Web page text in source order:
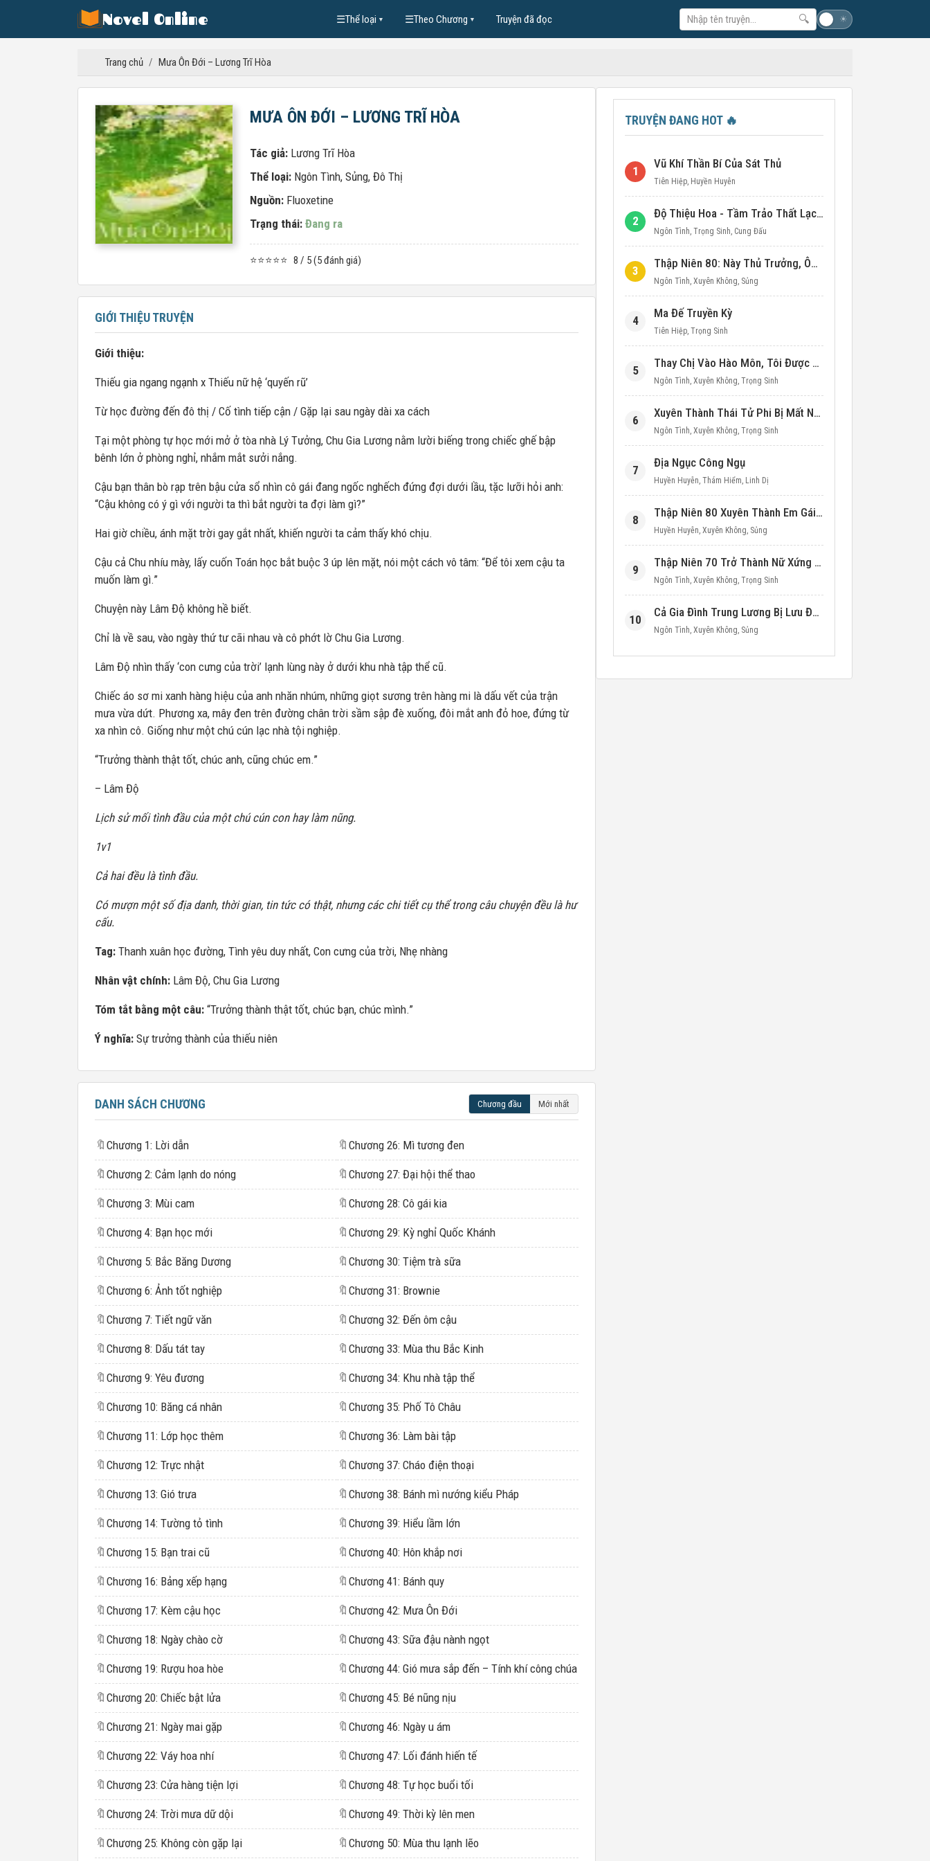
Novel Online ☰Thể loại ▼ ☰Theo Chương ▼ Truyện đã đọc 🔍 ☀
Trang chủ / Mưa Ôn Đới – Lương Trĩ Hòa
MƯA ÔN ĐỚI – LƯƠNG TRĨ HÒA
Tác giả: Lương Trĩ Hòa
Thể loại: Ngôn Tình, Sủng, Đô Thị
Nguồn: Fluoxetine
Trạng thái: Đang ra
⭐⭐⭐⭐⭐ 8 / 5 (5 đánh giá)
GIỚI THIỆU TRUYỆN
Giới thiệu:
Thiếu gia ngang ngạnh x Thiếu nữ hệ ‘quyến rũ’
Từ học đường đến đô thị / Cố tình tiếp cận / Gặp lại sau ngày dài xa cách
Tại một phòng tự học mới mở ở tòa nhà Lý Tưởng, Chu Gia Lương nằm lười biếng trong chiếc ghế bập
bênh lớn ở phòng nghỉ, nhắm mắt sưởi nắng.
Cậu bạn thân bò rạp trên bậu cửa sổ nhìn cô gái đang ngốc nghếch đứng đợi dưới lầu, tặc lưỡi hỏi anh:
“Cậu không có ý gì với người ta thì bắt người ta đợi làm gì?”
Hai giờ chiều, ánh mặt trời gay gắt nhất, khiến người ta cảm thấy khó chịu.
Cậu cả Chu nhíu mày, lấy cuốn Toán học bắt buộc 3 úp lên mặt, nói một cách vô tâm: “Để tôi xem cậu ta
muốn làm gì.”
Chuyện này Lâm Độ không hề biết.
Chỉ là về sau, vào ngày thứ tư cãi nhau và cô phớt lờ Chu Gia Lương.
Lâm Độ nhìn thấy ‘con cưng của trời’ lạnh lùng này ở dưới khu nhà tập thể cũ.
Chiếc áo sơ mi xanh hàng hiệu của anh nhăn nhúm, những giọt sương trên hàng mi là dấu vết của trận
mưa vừa dứt. Phương xa, mây đen trên đường chân trời sầm sập đè xuống, đôi mắt anh đỏ hoe, đứng từ
xa nhìn cô. Giống như một chú cún lạc nhà tội nghiệp.
“Trưởng thành thật tốt, chúc anh, cũng chúc em.”
– Lâm Độ
Lịch sử mối tình đầu của một chú cún con hay làm nũng.
1v1
Cả hai đều là tình đầu.
Có mượn một số địa danh, thời gian, tin tức có thật, nhưng các chi tiết cụ thể trong câu chuyện đều là hư
cấu.
Tag: Thanh xuân học đường, Tình yêu duy nhất, Con cưng của trời, Nhẹ nhàng
Nhân vật chính: Lâm Độ, Chu Gia Lương
Tóm tắt bằng một câu: “Trưởng thành thật tốt, chúc bạn, chúc mình.”
Ý nghĩa: Sự trưởng thành của thiếu niên
DANH SÁCH CHƯƠNG Chương đầu Mới nhất
🔖 Chương 1: Lời dẫn
🔖 Chương 2: Cảm lạnh do nóng
🔖 Chương 3: Mùi cam
🔖 Chương 4: Bạn học mới
🔖 Chương 5: Bắc Băng Dương
🔖 Chương 6: Ảnh tốt nghiệp
🔖 Chương 7: Tiết ngữ văn
🔖 Chương 8: Dấu tát tay
🔖 Chương 9: Yêu đương
🔖 Chương 10: Băng cá nhân
🔖 Chương 11: Lớp học thêm
🔖 Chương 12: Trực nhật
🔖 Chương 13: Gió trưa
🔖 Chương 14: Tường tỏ tình
🔖 Chương 15: Bạn trai cũ
🔖 Chương 16: Bảng xếp hạng
🔖 Chương 17: Kèm cậu học
🔖 Chương 18: Ngày chào cờ
🔖 Chương 19: Rượu hoa hòe
🔖 Chương 20: Chiếc bật lửa
🔖 Chương 21: Ngày mai gặp
🔖 Chương 22: Váy hoa nhí
🔖 Chương 23: Cửa hàng tiện lợi
🔖 Chương 24: Trời mưa dữ dội
🔖 Chương 25: Không còn gặp lại
🔖 Chương 26: Mì tương đen
🔖 Chương 27: Đại hội thể thao
🔖 Chương 28: Cô gái kia
🔖 Chương 29: Kỳ nghỉ Quốc Khánh
🔖 Chương 30: Tiệm trà sữa
🔖 Chương 31: Brownie
🔖 Chương 32: Đến ôm cậu
🔖 Chương 33: Mùa thu Bắc Kinh
🔖 Chương 34: Khu nhà tập thể
🔖 Chương 35: Phố Tô Châu
🔖 Chương 36: Làm bài tập
🔖 Chương 37: Cháo điện thoại
🔖 Chương 38: Bánh mì nướng kiểu Pháp
🔖 Chương 39: Hiểu lầm lớn
🔖 Chương 40: Hôn khắp nơi
🔖 Chương 41: Bánh quy
🔖 Chương 42: Mưa Ôn Đới
🔖 Chương 43: Sữa đậu nành ngọt
🔖 Chương 44: Gió mưa sắp đến – Tính khí công chúa
🔖 Chương 45: Bé nũng nịu
🔖 Chương 46: Ngày u ám
🔖 Chương 47: Lối đánh hiến tế
🔖 Chương 48: Tự học buổi tối
🔖 Chương 49: Thời kỳ lên men
🔖 Chương 50: Mùa thu lạnh lẽo
TRUYỆN ĐANG HOT 🔥
1
Vũ Khí Thần Bí Của Sát Thủ
Tiên Hiệp, Huyền Huyễn
2
Độ Thiệu Hoa - Tầm Trảo Thất Lạc Đích Ái Tình
Ngôn Tình, Trọng Sinh, Cung Đấu
3
Thập Niên 80: Này Thủ Trưởng, Ôm Một Cái Đi!
Ngôn Tình, Xuyên Không, Sủng
4
Ma Đế Truyền Kỳ
Tiên Hiệp, Trọng Sinh
5
Thay Chị Vào Hào Môn, Tôi Được Cưng Chiều Hết Mực (Thập Niên 90)
Ngôn Tình, Xuyên Không, Trọng Sinh
6
Xuyên Thành Thái Tử Phi Bị Mất Nước
Ngôn Tình, Xuyên Không, Trọng Sinh
7
Địa Ngục Công Ngụ
Huyền Huyễn, Thám Hiểm, Linh Dị
8
Thập Niên 80 Xuyên Thành Em Gái Học Bá
Huyền Huyễn, Xuyên Không, Sủng
9
Thập Niên 70 Trở Thành Nữ Xứng Nuôi Con Làm Giàu
Ngôn Tình, Xuyên Không, Trọng Sinh
10
Cả Gia Đình Trung Lương Bị Lưu Đày, Ta Mang Không Gian Cứu Cả Nhà
Ngôn Tình, Xuyên Không, Sủng